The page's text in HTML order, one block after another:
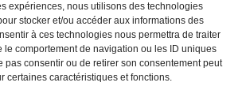
expériences, nous utilisons des technologies
stocker et/ou accéder aux informations des
à ces technologies nous permettra de traiter
le comportement de navigation ou les ID uniques
pas consentir ou de retirer son consentement peut
certaines caractéristiques et fonctions.
Mentions légales
aller plus loin :